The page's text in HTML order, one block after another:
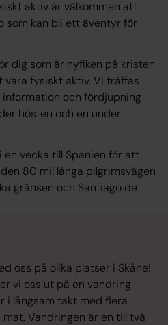
aktiv är välkommen att
som kan bli ett äventyr för
dig som är nyfiken på kristen
fysiskt aktiv. Vi träffas
och fördjupning
hösten och en under
en vecka till Spanien för att
80 mil långa pilgrimsvägen
gränsen och Santiago de
oss på olika platser i Skåne!
vi oss ut på en vandring
i långsam takt med flera
Vandringen är en till två